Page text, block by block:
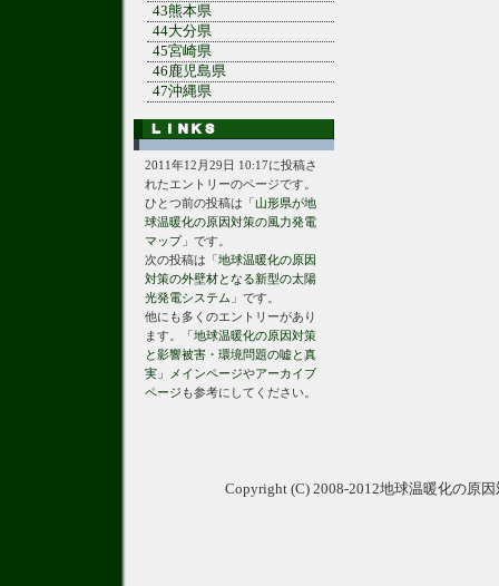
43熊本県
44大分県
45宮崎県
46鹿児島県
47沖縄県
2011年12月29日 10:17に投稿さ
れたエントリーのページです。
ひとつ前の投稿は「山形県が地
球温暖化の原因対策の風力発電
マップ」です。
次の投稿は「地球温暖化の原因
対策の外壁材となる新型の太陽
光発電システム 」です。
他にも多くのエントリーがあり
ます。
「地球温暖化の原因対策
と影響被害・環境問題の嘘と真
実」メインページやアーカイブ
ページ も参考にしてください。
Copyright (C) 2008-2012地球温暖化の原